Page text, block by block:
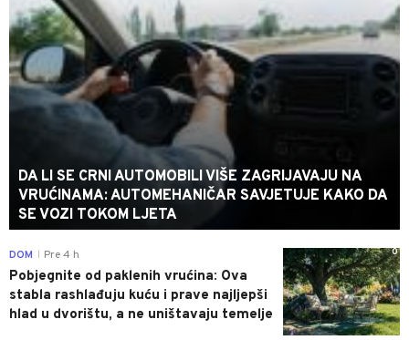
DA LI SE CRNI AUTOMOBILI VIŠE ZAGRIJAVAJU NA
VRUĆINAMA: AUTOMEHANIČAR SAVJETUJE KAKO DA
SE VOZI TOKOM LJETA
0
DOM Pre 4 h
Pobjegnite od paklenih vrućina: Ova
stabla rashlađuju kuću i prave najljepši
hlad u dvorištu, a ne uništavaju temelje